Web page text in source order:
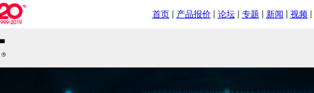
首页| 产品报价| 论坛| 专题 新闻 视频|